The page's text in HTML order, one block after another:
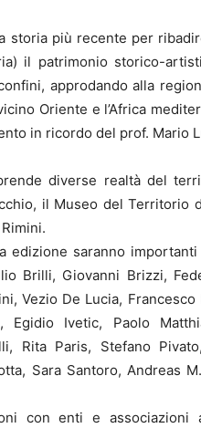
storia più recente per
il patrimonio storico-
approdando alla
Oriente e l’Africa
in ricordo del prof. Mario
diverse realtà del
il Museo del Territorio
edizione saranno
Brilli, Giovanni Brizzi,
Vezio De Lucia,
Egidio Ivetic, Paolo
Rita Paris, Stefano
Sara Santoro, Andreas
con enti e